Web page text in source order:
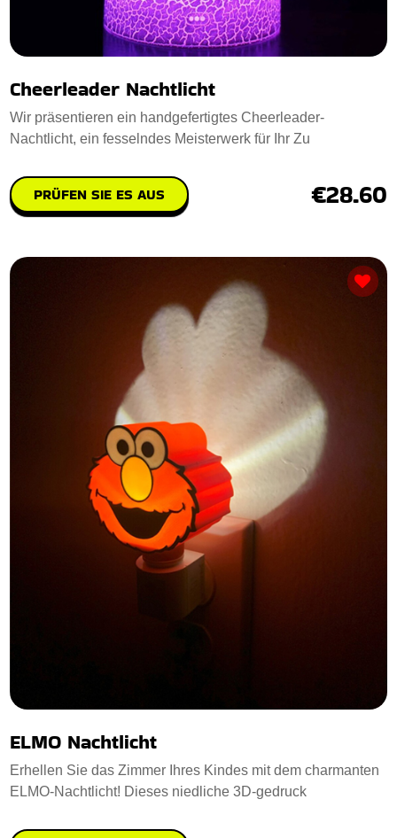
Cheerleader Nachtlicht
Wir präsentieren ein handgefertigtes Cheerleader-
Nachtlicht, ein fesselndes Meisterwerk für Ihr Zu
PRÜFEN SIE ES AUS €28.60
ELMO Nachtlicht
Erhellen Sie das Zimmer Ihres Kindes mit dem charmanten
ELMO-Nachtlicht! Dieses niedliche 3D-gedruck